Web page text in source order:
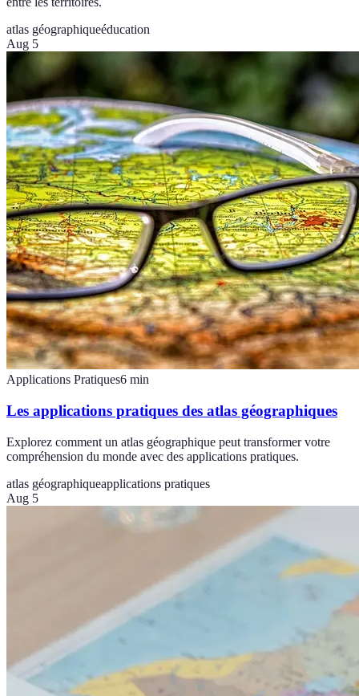
atlas géographiqueéducation
Aug 5
Applications Pratiques6 min
Les applications pratiques des atlas géographiques
Explorez comment un atlas géographique peut transformer votre
compréhension du monde avec des applications pratiques.
atlas géographiqueapplications pratiques
Aug 5